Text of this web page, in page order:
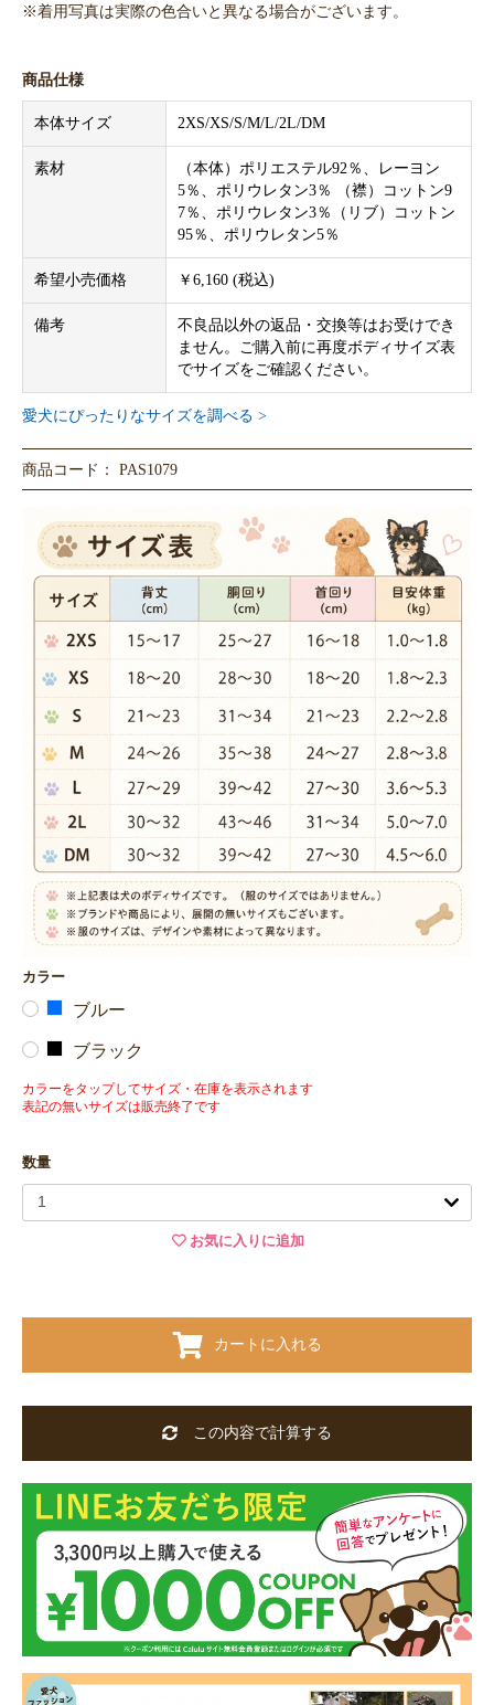
※着用写真は実際の色合いと異なる場合がございます。
商品仕様
本体サイズ 2XS/XS/S/M/L/2L/DM
素材
（本体）ポリエステル92％、レーヨン
5％、ポリウレタン3％ （襟）コットン9
7％、ポリウレタン3％（リブ）コットン
95％、ポリウレタン5％
希望小売価格 ￥6,160 (税込)
備考
不良品以外の返品・交換等はお受けでき
ません。ご購入前に再度ボディサイズ表
でサイズをご確認ください。
愛犬にぴったりなサイズを調べる >
商品コード： PAS1079
カラー
ブルー
ブラック
カラーをタップしてサイズ・在庫を表示されます
表記の無いサイズは販売終了です
数量
お気に入りに追加
カートに入れる
この内容で計算する